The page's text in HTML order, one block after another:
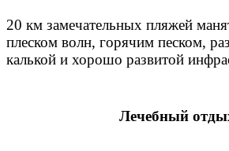
20 км замечательных пляжей
плеском волн, горячим песком,
калькой и хорошо развитой
Лечебный